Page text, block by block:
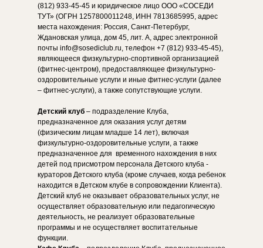
(812) 933-45-45 и юридическое лицо ООО «СОСЕДИ
ТУТ» (ОГРН 1257800011248, ИНН 7813685995, адрес
места нахождения: Россия, Санкт-Петербург,
Ждановская улица, дом 45, лит. А, адрес электронной
почты info@sosediclub.ru, телефон +7 (812) 933-45-45),
являющееся физкультурно-спортивной организацией
(фитнес-центром), предоставляющее физкультурно-
оздоровительные услуги и иные фитнес-услуги (далее
– фитнес-услуги), а также сопутствующие услуги.
Детский клуб – подразделение Клуба,
предназначенное для оказания услуг детям
(физическим лицам младше 14 лет), включая
физкультурно-оздоровительные услуги, а также
предназначенное для временного нахождения в них
детей под присмотром персонала Детского клуба -
кураторов Детского клуба (кроме случаев, когда ребенок
находится в Детском клубе в сопровождении Клиента).
Детский клуб не оказывает образовательных услуг, не
осуществляет образовательную или педагогическую
деятельность, не реализует образовательные
программы и не осуществляет воспитательные
функции.